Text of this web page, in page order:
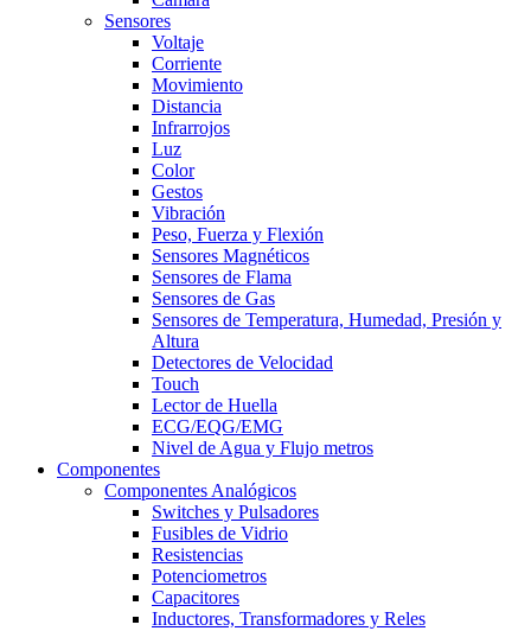
Sensores
Voltaje
Corriente
Movimiento
Distancia
Infrarrojos
Luz
Color
Gestos
Vibración
Peso, Fuerza y Flexión
Sensores Magnéticos
Sensores de Flama
Sensores de Gas
Sensores de Temperatura, Humedad, Presión y
Altura
Detectores de Velocidad
Touch
Lector de Huella
ECG/EQG/EMG
Nivel de Agua y Flujo metros
Componentes
Componentes Analógicos
Switches y Pulsadores
Fusibles de Vidrio
Resistencias
Potenciometros
Capacitores
Inductores, Transformadores y Reles